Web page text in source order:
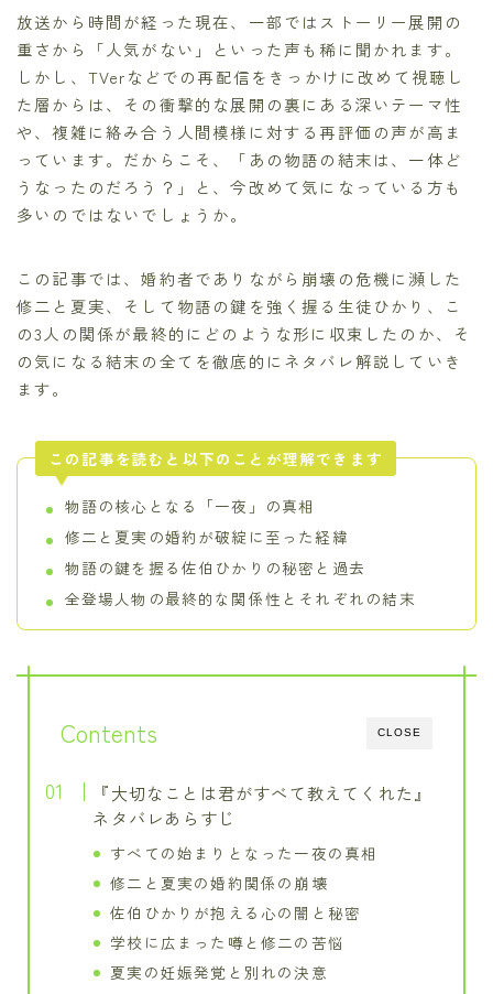
放送から時間が経った現在、一部ではストーリー展開の
重さから「人気がない」といった声も稀に聞かれます。
しかし、TVerなどでの再配信をきっかけに改めて視聴し
た層からは、その衝撃的な展開の裏にある深いテーマ性
や、複雑に絡み合う人間模様に対する再評価の声が高ま
っています。だからこそ、「あの物語の結末は、一体ど
うなったのだろう？」と、今改めて気になっている方も
多いのではないでしょうか。
この記事では、婚約者でありながら崩壊の危機に瀕した
修二と夏実、そして物語の鍵を強く握る生徒ひかり、こ
の3人の関係が最終的にどのような形に収束したのか、そ
の気になる結末の全てを徹底的にネタバレ解説していき
ます。
この記事を読むと以下のことが理解できます
物語の核心となる「一夜」の真相
修二と夏実の婚約が破綻に至った経緯
物語の鍵を握る佐伯ひかりの秘密と過去
全登場人物の最終的な関係性とそれぞれの結末
CLOSE
Contents
『大切なことは君がすべて教えてくれた』
ネタバレあらすじ
すべての始まりとなった一夜の真相
修二と夏実の婚約関係の崩壊
佐伯ひかりが抱える心の闇と秘密
学校に広まった噂と修二の苦悩
夏実の妊娠発覚と別れの決意